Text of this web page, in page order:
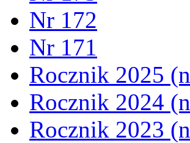
Nr 172
Nr 171
Rocznik 2025
Rocznik 2024
Rocznik 2023